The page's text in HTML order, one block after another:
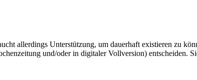
allerdings Unterstützung, um dauerhaft existieren zu
und/oder in digitaler Vollversion) entscheiden.